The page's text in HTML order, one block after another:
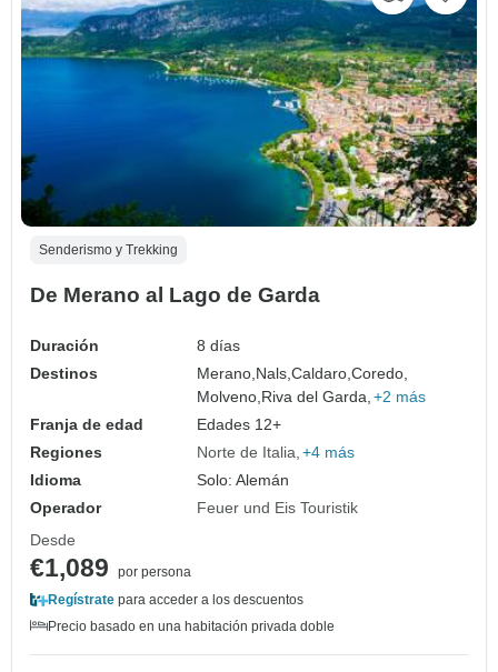
Senderismo y Trekking
De Merano al Lago de Garda
Duración
8 días
Destinos
Merano, Nals,Caldaro,Coredo,
Molveno, Riva del Garda, +2 más
Franja de edad
Edades 12+
Regiones
Norte de Italia +4 más
Idioma
Solo: Alemán
Operador
Feuer und Eis Touristik
Desde
€1,089
por persona
Regístrate para acceder a los descuentos
Precio basado en una habitación privada doble